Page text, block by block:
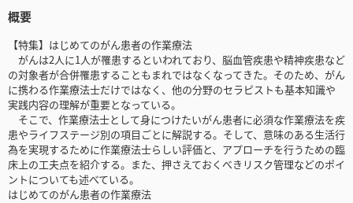
概要
【特集】はじめてのがん患者の作業療法
がんは2人に1人が罹患するといわれており、脳血管疾患や精神疾患など
の対象者が合併罹患することもまれではなくなってきた。そのため、がん
に携わる作業療法士だけではなく、他の分野のセラピストも基本知識や
実践内容の理解が重要となっている。
そこで、作業療法士として身につけたいがん患者に必須な作業療法を疾
患やライフステージ別の項目ごとに解説する。そして、意味のある生活行
為を実現するために作業療法士らしい評価と、アプローチを行うための臨
床上の工夫点を紹介する。また、押さえておくべきリスク管理などのポイ
ントについても述べている。
はじめてのがん患者の作業療法